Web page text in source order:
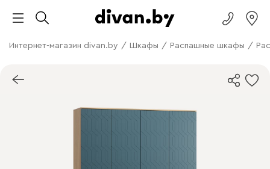
Интернет-магазин divan.by / Шкафы / Распашные шкафы /